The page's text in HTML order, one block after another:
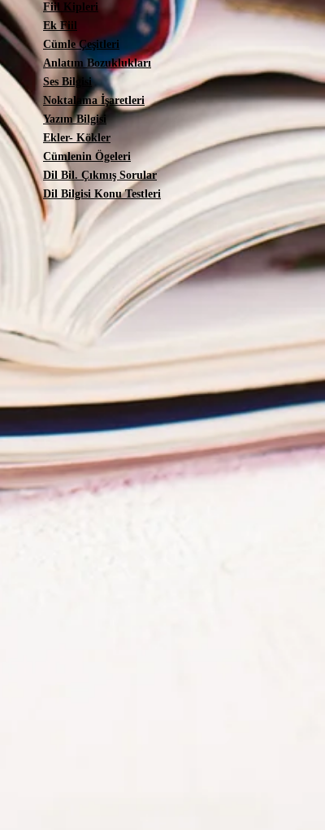
Fiil Kipleri
Ek Fiil
Cümle Çeşitleri
Anlatım Bozuklukları
Ses Bilgisi
Noktalama İşaretleri
Yazım Bilgisi
Ekler- Kökler
Cümlenin Ögeleri
Dil Bil. Çıkmış Sorular
Dil Bilgisi Konu Testleri